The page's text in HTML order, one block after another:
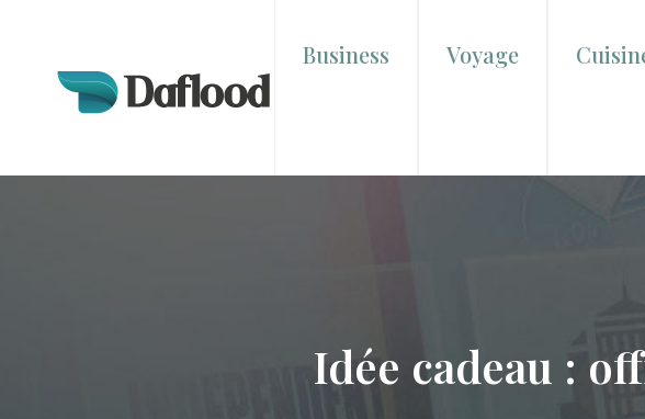
Business Voyage
Idée cadeau :